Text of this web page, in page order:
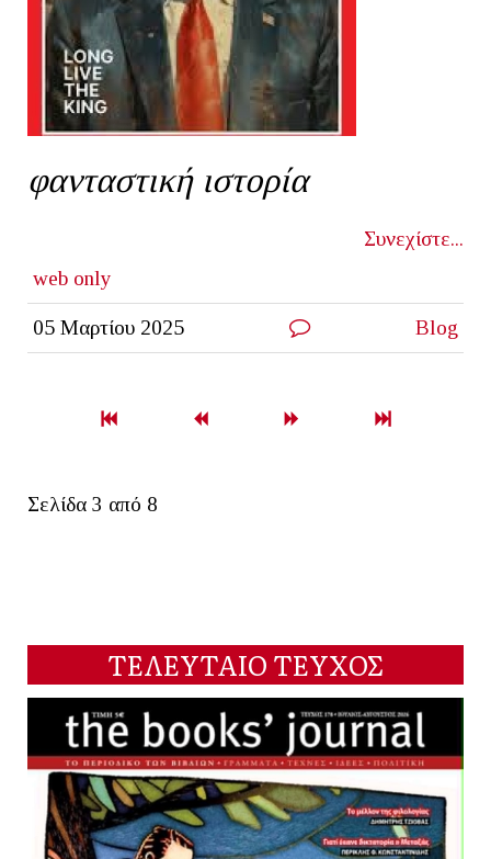
φανταστική ιστορία
Συνεχίστε...
web only
05 Μαρτίου 2025 Blog
Σελίδα 3 από 8
ΤΕΛΕΥΤΑΙΟ ΤΕΥΧΟΣ